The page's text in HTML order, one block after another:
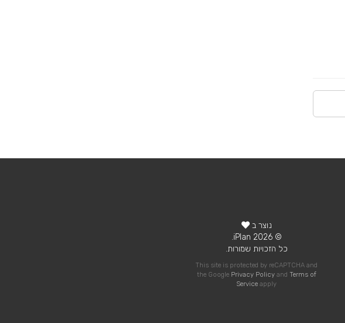
נוצר ב
© 2026 iPlan.
כל הזכויות שמורות.
This site is protected by reCAPTCHA and
the Google Privacy Policyand Terms of
Service apply